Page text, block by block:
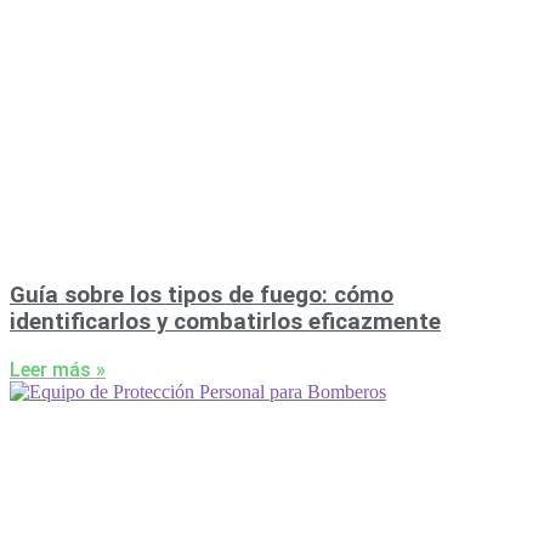
Guía sobre los tipos de fuego: cómo
identificarlos y combatirlos eficazmente
Leer más »